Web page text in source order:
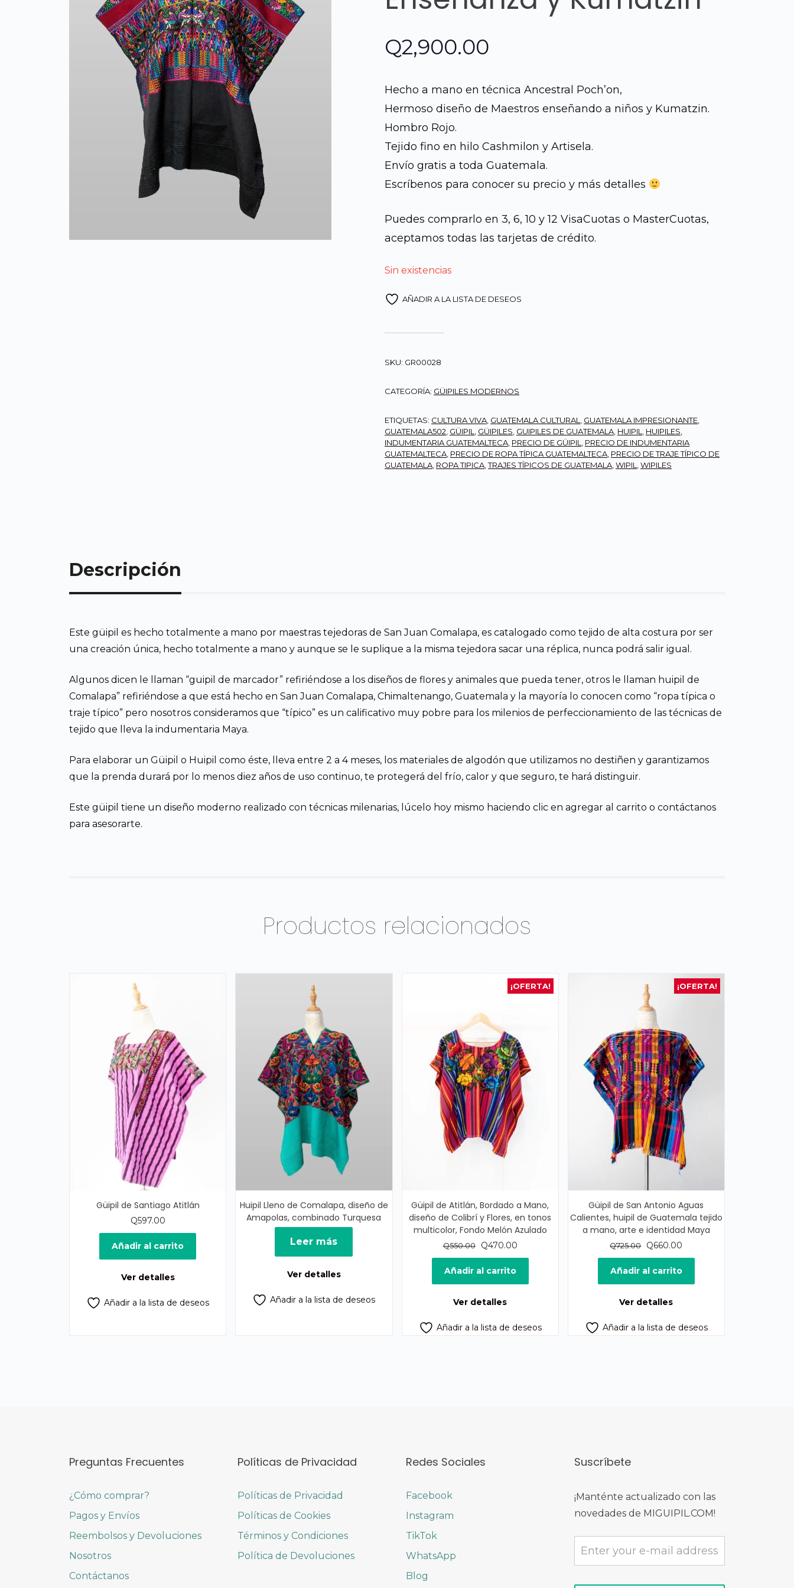
Q2,900.00
Hecho a mano en técnica Ancestral Poch’on,
Hermoso diseño de Maestros enseñando a niños y Kumatzin.
Hombro Rojo.
Tejido fino en hilo Cashmilon y Artisela.
Envío gratis a toda Guatemala.
Escríbenos para conocer su precio y más detalles
Puedes comprarlo en 3, 6, 10 y 12 VisaCuotas o MasterCuotas,
aceptamos todas las tarjetas de crédito.
Sin existencias
AÑADIR A LA LISTA DE DESEOS
SKU: GR00028
CATEGORÍA: GÜIPILES MODERNOS
ETIQUETAS: CULTURA VIVA GUATEMALA CULTURAL GUATEMALA IMPRESIONANTE
GUATEMALA502 GÜIPIL GÜIPILES GUIPILES DE GUATEMALA HUIPIL HUIPILES
INDUMENTARIA GUATEMALTECA PRECIO DE GÜIPIL
PRECIO DE INDUMENTARIA
GUATEMALTECA PRECIO DE ROPA TÍPICA GUATEMALTECA PRECIO DE TRAJE TÍPICO DE
GUATEMALA ROPA TIPICA ,TRAJES TÍPICOS DE GUATEMALA WIPIL WIPILES
Descripción
Este güipil es hecho totalmente a mano por maestras tejedoras de San Juan Comalapa, es catalogado como tejido de alta costura por ser
una creación única, hecho totalmente a mano y aunque se le suplique a la misma tejedora sacar una réplica, nunca podrá salir igual.
Algunos dicen le llaman “guipil de marcador” refiriéndose a los diseños de flores y animales que pueda tener, otros le llaman huipil de
Comalapa” refiriéndose a que está hecho en San Juan Comalapa, Chimaltenango, Guatemala y la mayoría lo conocen como “ropa típica o
traje típico” pero nosotros consideramos que “típico” es un calificativo muy pobre para los milenios de perfeccionamiento de las técnicas de
tejido que lleva la indumentaria Maya.
Para elaborar un Güipil o Huipil como éste, lleva entre 2 a 4 meses, los materiales de algodón que utilizamos no destiñen y garantizamos
que la prenda durará por lo menos diez años de uso continuo, te protegerá del frío, calor y que seguro, te hará distinguir.
Este güipil tiene un diseño moderno realizado con técnicas milenarias, lúcelo hoy mismo haciendo clic en agregar al carrito o contáctanos
para asesorarte.
Productos relacionados
Güipil de Santiago Atitlán
Q597.00
Añadir al carrito
Ver detalles
Añadir a la lista de deseos
Huipil Lleno de Comalapa, diseño de
Amapolas, combinado Turquesa
Leer más
Ver detalles
Añadir a la lista de deseos
¡OFERTA!
Güipil de Atitlán, Bordado a Mano,
diseño de Colibrí y Flores, en tonos
multicolor, Fondo Melón Azulado
Q550.00
El
precio
original
era:
Q470.00El
precio
es:
Añadir al carrito
Ver detalles
Añadir a la lista de deseos
¡OFERTA!
Güipil de San Antonio Aguas
Calientes, huipil de Guatemala tejido
a mano, arte e identidad Maya
Q725.00
El
precio
original
era:
Q660.00
precio
actual
es:
Añadir al carrito
Ver detalles
Añadir a la lista de deseos
Preguntas Frecuentes
¿Cómo comprar?
Pagos y Envíos
Reembolsos y Devoluciones
Nosotros
Contáctanos
Políticas de Privacidad
Políticas de Privacidad
Políticas de Cookies
Términos y Condiciones
Política de Devoluciones
Redes Sociales
Facebook
Instagram
TikTok
WhatsApp
Blog
Suscríbete
¡Manténte actualizado con las
novedades de MIGUIPIL.COM!